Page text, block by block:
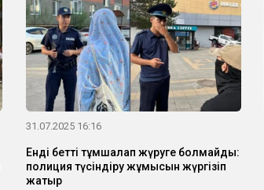
31.07.2025 16:16
Енді бетті тұмшалап жүруге болмайды:
полиция түсіндіру жұмысын жүргізіп
жатыр